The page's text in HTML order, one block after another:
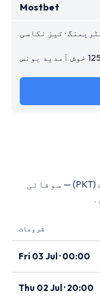
Mostbet
· تیز نکاسی
آمدید بونس
کِک آف: 3 جولائی 2026 رات 12:00 بجے (PKT) — سوفائی
شروعات
Fri 03 Jul · 00:00
Thu 02 Jul · 20:00